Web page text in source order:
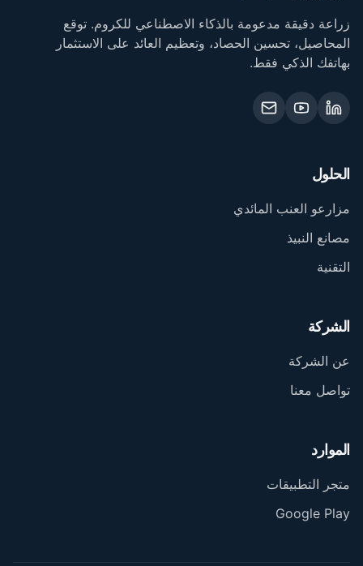
زراعة دقيقة مدعومة بالذكاء الاصطناعي للكروم. توقع
المحاصيل، تحسين الحصاد، وتعظيم العائد على الاستثمار
بهاتفك الذكي فقط.
الحلول
مزارعو العنب المائدي
مصانع النبيذ
التقنية
الشركة
عن الشركة
تواصل معنا
الموارد
متجر التطبيقات
Google Play